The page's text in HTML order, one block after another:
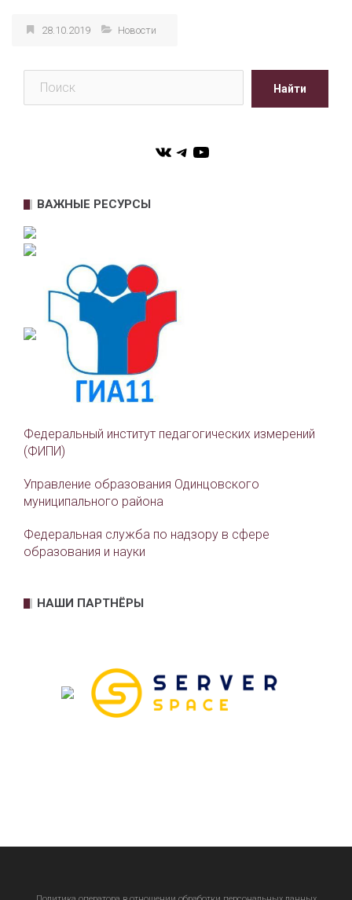
28.10.2019 Новости
Поиск
Найти
VKTelegram
YouTube
ВАЖНЫЕ РЕСУРСЫ
Федеральный институт педагогических измерений
(ФИПИ)
Управление образования Одинцовского
муниципального района
Федеральная служба по надзору в сфере
образования и науки
НАШИ ПАРТНЁРЫ